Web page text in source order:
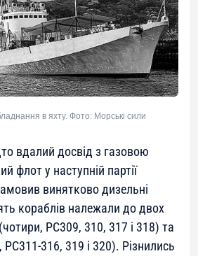
в яхту. Фото: Морські сили
вдалий досвід з газовою
флот у наступній партії
винятково дизельні
кораблів належали до двох
РС309, 310, 317 і 318) та
РС311-316, 319 і 320). Різнились